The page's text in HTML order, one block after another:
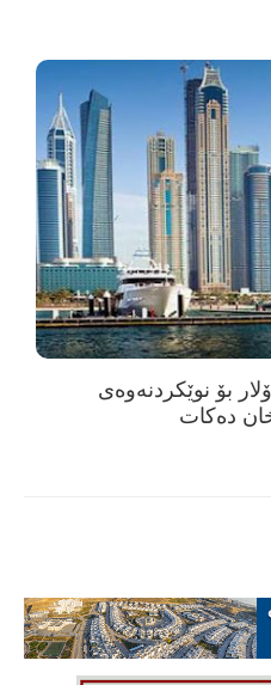
ملیۆن دۆلار بۆ نوێکردنەوەی
دەکات